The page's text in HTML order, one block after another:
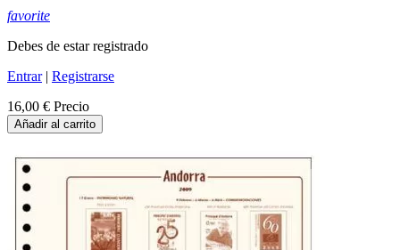
favorite
Debes de estar registrado
Entrar| Registrarse
16,00 € Precio
Añadir al carrito